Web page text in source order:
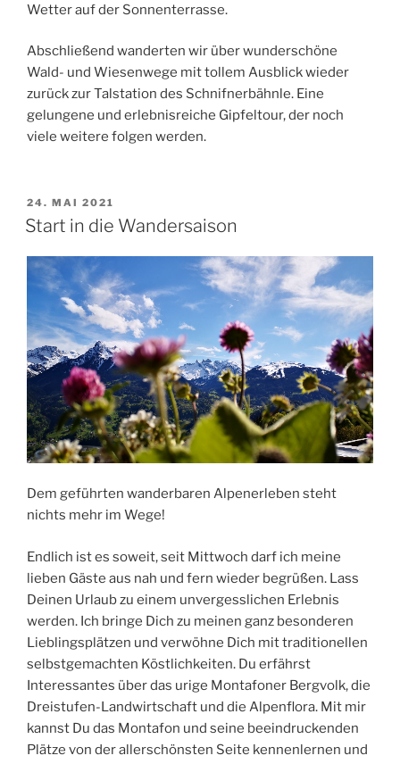
Wetter auf der Sonnenterrasse.
Abschließend wanderten wir über wunderschöne
Wald- und Wiesenwege mit tollem Ausblick wieder
zurück zur Talstation des Schnifnerbähnle. Eine
gelungene und erlebnisreiche Gipfeltour, der noch
viele weitere folgen werden.
POSTED
ON
24. MAI 2021
Start in die Wandersaison
Dem geführten wanderbaren Alpenerleben steht
nichts mehr im Wege!
Endlich ist es soweit, seit Mittwoch darf ich meine
lieben Gäste aus nah und fern wieder begrüßen. Lass
Deinen Urlaub zu einem unvergesslichen Erlebnis
werden. Ich bringe Dich zu meinen ganz besonderen
Lieblingsplätzen und verwöhne Dich mit traditionellen
selbstgemachten Köstlichkeiten. Du erfährst
Interessantes über das urige Montafoner Bergvolk, die
Dreistufen-Landwirtschaft und die Alpenflora. Mit mir
kannst Du das Montafon und seine beeindruckenden
Plätze von der allerschönsten Seite kennenlernen und